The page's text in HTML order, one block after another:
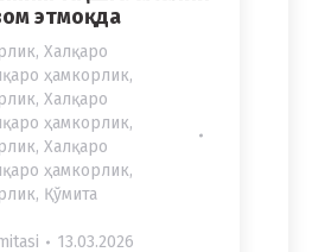
этмоқда
, Халқаро
ҳамкорлик,
, Халқаро
ҳамкорлик,
, Халқаро
ҳамкорлик,
, Қўмита
13.03.2026